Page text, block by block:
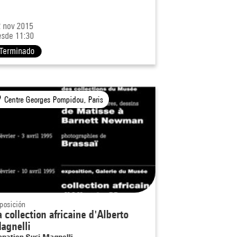
nov 2015
11:30
Terminado
Centre Georges Pompidou, Paris
collection africaine d'Alberto